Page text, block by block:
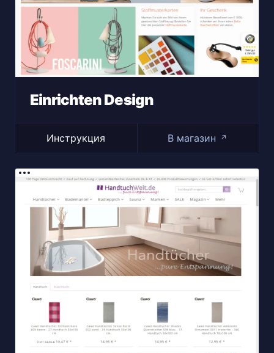
Einrichten Design
Инструкция В магазин ↗